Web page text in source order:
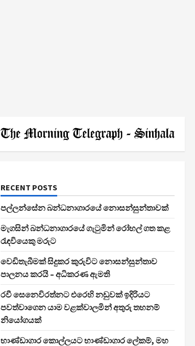
RECENT POSTS
පල්ලන්සේන බන්ධනාගාරයේ නොසන්සුන්තාවක්
මැගසින් බන්ධනාගාරයේ ගැටුමින් රෝහල් ගත කළ
රැඳවියෙකු මරුට
වෙඩිතැබීමක් සිදුකර කුරුවිට නොසන්සුන්තාව
පාලනය කරයි – අධිකරණ ඇමති
රවී සෙනෙවිරත්නට එරෙහි නඩුවක් ඉදිරියට
පවත්වාගෙන යාම වළක්වාලමින් අතුරු තහනම්
නියෝගයක්
භාණ්ඩාගාර කොල්ලයට භාණ්ඩාගාර ලේකම්, මහ